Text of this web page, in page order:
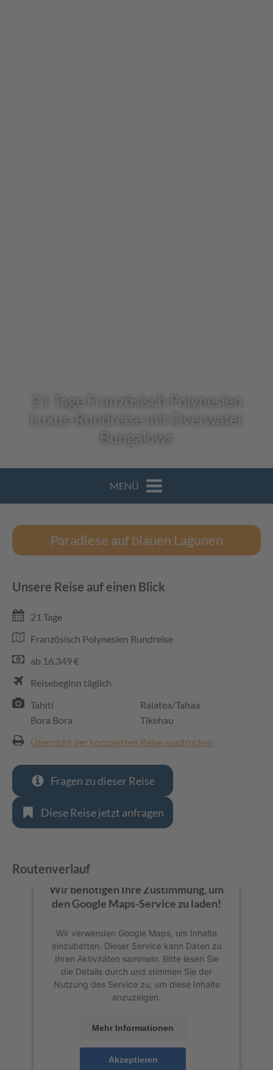
21 Tage Französisch Polynesien
Luxus-Rundreise mit Overwater
Bungalows
MENÜ
Paradiese auf blauen Lagunen
Unsere Reise auf einen Blick
21 Tage
Französisch Polynesien Rundreise
ab 16.349 €
Reisebeginn täglich
Tahiti
Raiatea/Tahaa
Bora Bora
Tikehau
Übersicht der kompletten Reise ausdrucken
Fragen zu dieser Reise
Diese Reise jetzt anfragen
Routenverlauf
Wir benötigen Ihre Zustimmung, um
den Google Maps-Service zu laden!
Wir verwenden Google Maps, um Inhalte
einzubetten. Dieser Service kann Daten zu
Ihren Aktivitäten sammeln. Bitte lesen Sie
die Details durch und stimmen Sie der
Nutzung des Service zu, um diese Inhalte
anzuzeigen.
Mehr Informationen
Akzeptieren